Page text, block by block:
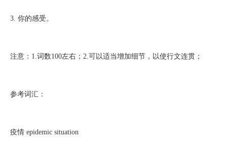
3. 你的感受。
注意：1.词数100左右；2.可以适当增加细节，以使行文连贯；
参考词汇：
疫情 epidemic situation